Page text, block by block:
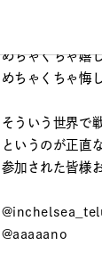
めちゃくちゃ嬉
めちゃくちゃ悔
そういう世界で
というのが正直
参加された皆様
@aaaaano